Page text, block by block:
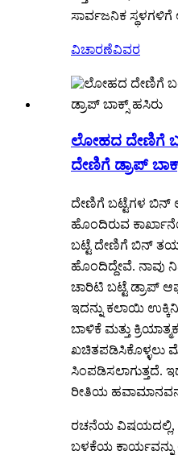
ಸಾರ್ವಜನಿಕ ಸ್ಥಳಗಳಿಗೆ
ವಿಚಾರಣೆವಿವರ
ಲೋಹದ ದೇಣಿಗೆ
ದೇಣಿಗೆ ಡ್ರಾಪ್
ದೇಣಿಗೆ ಬಟ್ಟೆಗಳ ಬಿನ್
ಹೊಂದಿರುವ
ಬಟ್ಟೆ ದೇಣಿಗೆ ಬಿನ್
ಹೊಂದಿದ್ದೇವೆ.
ಚಾರಿಟಿ ಬಟ್ಟೆ ಡ್ರಾಪ್ ಆಫ್
ಇದನ್ನು ಕಲಾಯಿ
ಬಾಳಿಕೆ ಮತ್ತು
ಖಚಿತಪಡಿಸಿಕೊಳ್ಳಲು
ಸಿಂಪಡಿಸಲಾಗುತ್ತದೆ.
ರೀತಿಯ
ರಚನೆಯ ವಿಷಯದಲ್ಲಿ,
ಬಳಕೆಯ ಕಾರ್ಯವನ್ನು